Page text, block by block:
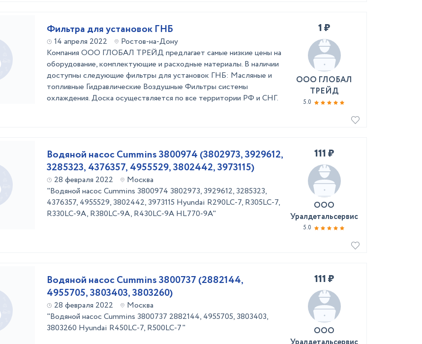
Фильтра для установок ГНБ
14 апреля 2022
Ростов-на-Дону
Компания ООО ГЛОБАЛ ТРЕЙД предлагает самые низкие цены на
оборудование, комплектующие и расходные материалы. В наличии
доступны следующие фильтры для установок ГНБ: Масляные и
топливные Гидравлические Воздушные Фильтры системы
охлаждения. Доска осуществляется по все территории РФ и СНГ.
1 ₽
ООО ГЛОБАЛ
ТРЕЙД
5.0
Водяной насос Cummins 3800974 (3802973, 3929612,
3285323, 4376357, 4955529, 3802442, 3973115)
28 февраля 2022
Москва
"Водяной насос Cummins 3800974 3802973, 3929612, 3285323,
4376357, 4955529, 3802442, 3973115 Hyundai R290LC-7, R305LC-7,
R330LC-9A, R380LC-9A, R430LC-9A HL770-9A"
111 ₽
ООО
Уралдетальсервис
5.0
Водяной насос Cummins 3800737 (2882144,
4955705, 3803403, 3803260)
28 февраля 2022
Москва
"Водяной насос Cummins 3800737 2882144, 4955705, 3803403,
3803260 Hyundai R450LC-7, R500LC-7"
111 ₽
ООО